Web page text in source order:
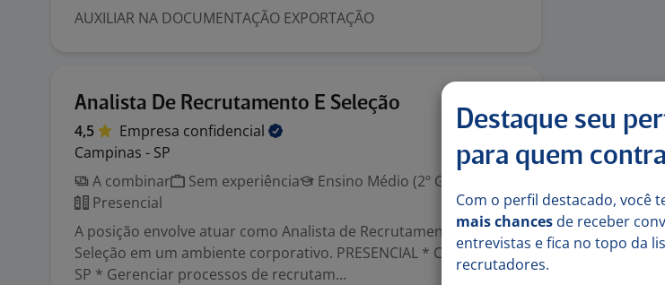
AUXILIAR NA DOCUMENTAÇÃO EXPORTAÇÃO
Analista De Recrutamento E Seleção
4,5 Empresa confidencial
Campinas - SP
A combinar
Sem experiência
Ensino Médio (2º Grau)
Presencial
A posição envolve atuar como Analista de Recrutamento e
Seleção em um ambiente corporativo. PRESENCIAL * CAMPINAS-
SP * Gerenciar processos de recrutam...
Destaque seu
para quem
Com o perfil destacado, você
mais chances de receber
entrevistas e fica no topo da
recrutadores.